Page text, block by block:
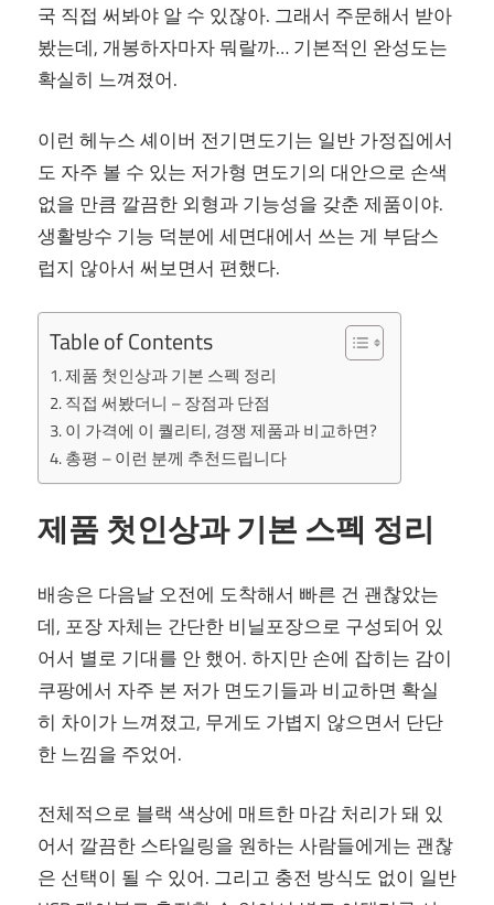
국 직접 써봐야 알 수 있잖아. 그래서 주문해서 받아
봤는데, 개봉하자마자 뭐랄까… 기본적인 완성도는
확실히 느껴졌어.
이런 헤누스 셰이버 전기면도기는 일반 가정집에서
도 자주 볼 수 있는 저가형 면도기의 대안으로 손색
없을 만큼 깔끔한 외형과 기능성을 갖춘 제품이야.
생활방수 기능 덕분에 세면대에서 쓰는 게 부담스
럽지 않아서 써보면서 편했다.
Table of Contents
제품 첫인상과 기본 스펙 정리
직접 써봤더니 – 장점과 단점
이 가격에 이 퀄리티, 경쟁 제품과 비교하면?
총평 – 이런 분께 추천드립니다
제품 첫인상과 기본 스펙 정리
배송은 다음날 오전에 도착해서 빠른 건 괜찮았는
데, 포장 자체는 간단한 비닐포장으로 구성되어 있
어서 별로 기대를 안 했어. 하지만 손에 잡히는 감이
쿠팡에서 자주 본 저가 면도기들과 비교하면 확실
히 차이가 느껴졌고, 무게도 가볍지 않으면서 단단
한 느낌을 주었어.
전체적으로 블랙 색상에 매트한 마감 처리가 돼 있
어서 깔끔한 스타일링을 원하는 사람들에게는 괜찮
은 선택이 될 수 있어. 그리고 충전 방식도 없이 일반